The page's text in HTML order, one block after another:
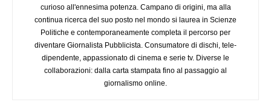
curioso all'ennesima potenza. Campano di origini, ma alla
continua ricerca del suo posto nel mondo si laurea in Scienze
Politiche e contemporaneamente completa il percorso per
diventare Giornalista Pubblicista. Consumatore di dischi, tele-
dipendente, appassionato di cinema e serie tv. Diverse le
collaborazioni: dalla carta stampata fino al passaggio al
giornalismo online.